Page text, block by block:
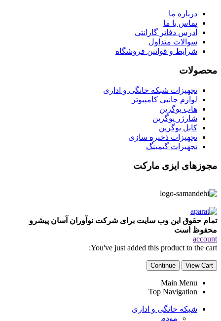
درباره ما
تماس با ما
آدرس دفاتر گارانتی
سوالات متداول
شرایط و قوانین فروشگاه
محصولات
تجهیزات شبکه خانگی و اداری
لوازم جانبی کامپیوتر
هاب یوگرین
شارژر یوگرین
کابل یوگرین
تجهیزات ذخیره سازی
تجهیزات گیمینگ
مجوزهای ایزی مارکت
تمام حقوق این وب سایت برای شرکت نوآوران آسان پیشرو
محفوظ است
account
You've just added this product to the cart:
View Cart
Continue
Main Menu
Top Navigation
شبکه خانگی و اداری
مودم